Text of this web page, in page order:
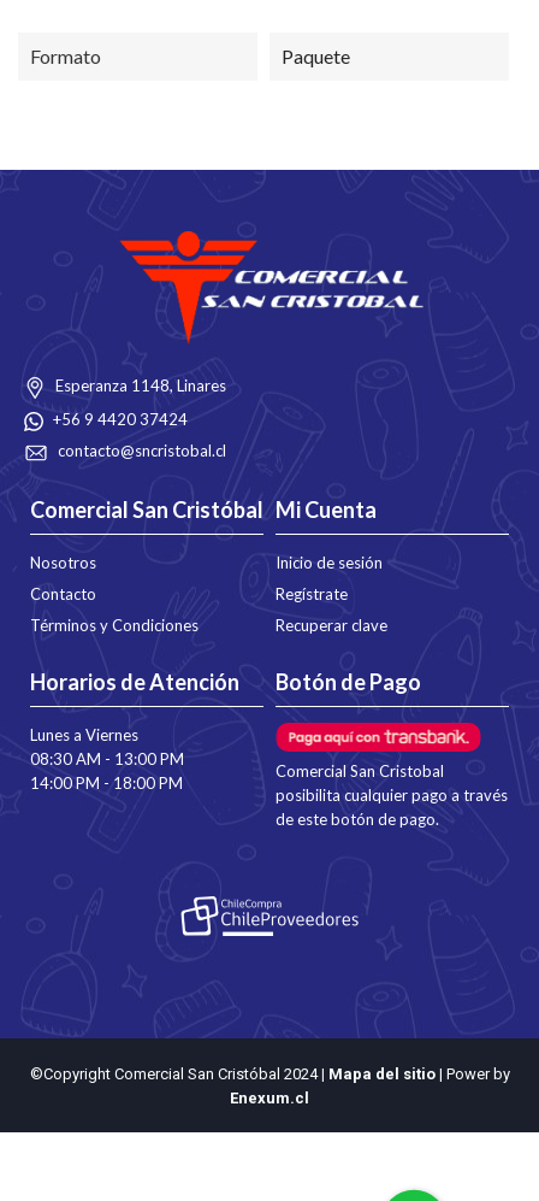
Formato Paquete
Esperanza 1148, Linares
+56 9 4420 37424
contacto@sncristobal.cl
Comercial San Cristóbal
Nosotros
Contacto
Términos y Condiciones
Mi Cuenta
Inicio de sesión
Regístrate
Recuperar clave
Horarios de Atención
Lunes a Viernes
08:30 AM - 13:00 PM
14:00 PM - 18:00 PM
Botón de Pago
Comercial San Cristobal
posibilita cualquier pago a través
de este botón de pago.
©Copyright Comercial San Cristóbal 2024| Mapa del sitio| Power by
Enexum.cl